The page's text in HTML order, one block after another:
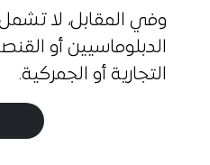
وفي المقابل، لا
الدبلوماسيين أو
التجارية أو الجمركية.